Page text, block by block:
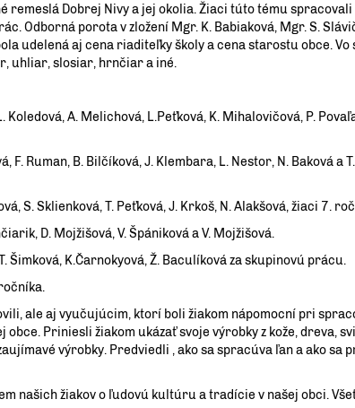
remeslá Dobrej Nivy a jej okolia. Žiaci túto tému
Odborná porota v zložení Mgr. K. Babiaková, Mgr. S.
udelená aj cena riaditeľky školy a cena starostu obce.
uhliar, slosiar, hrnčiar a iné.
A. Melichová, L.Peťková, K. Mihalovičová, P.
Ruman, B. Bilčíková, J. Klembara, L. Nestor, N. Baková a
S. Sklienková, T. Peťková, J. Krkoš, N. Alakšová, žiaci 7.
D. Mojžišová, V. Špániková a V. Mojžišová.
K.Čarnokyová, Ž. Baculíková za skupinovú prácu.
ale aj vyučujúcim, ktorí boli žiakom nápomocní pri
Priniesli žiakom ukázať svoje výrobky z kože, dreva,
výrobky. Predviedli , ako sa spracúva ľan a ako sa
našich žiakov o ľudovú kultúru a tradície v našej obci.